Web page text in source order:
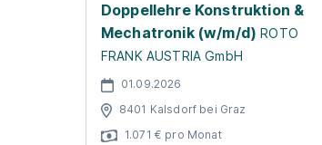
Doppellehre Konstruktion &
Mechatronik (w/m/d) ROTO
FRANK AUSTRIA GmbH
01.09.2026
8401 Kalsdorf bei Graz
1.071 € pro Monat